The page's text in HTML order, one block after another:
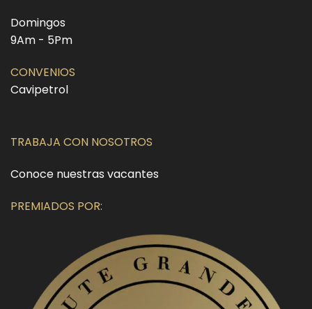
Domingos
9Am - 5Pm
CONVENIOS
Cavipetrol
TRABAJA CON NOSOTROS
Conoce nuestras vacantes
PREMIADOS POR: